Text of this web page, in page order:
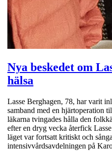
Nya beskedet om
hälsa
Lasse Berghagen, 78, har varit
samband med en hjärtoperation
läkarna tvingades hålla den
efter en dryg vecka återfick
läget var fortsatt kritiskt och
intensivvårdsavdelningen på